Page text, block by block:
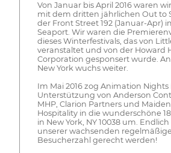
Von Januar bis April 2016 waren
mit dem dritten jährlichen Out to
der Front Street 192 (Januar-Apr)
Seaport. Wir waren die
dieses Winterfestivals, das von
veranstaltet und von der Howard
Corporation gesponsert wurde.
New York wuchs weiter.
Im Mai 2016 zog Animation Nights
Unterstützung von Anderson
MHP, Clarion Partners und
Hospitality in die wunderschöne
in New York, NY 10038 um.
unserer wachsenden
Besucherzahl gerecht werden!